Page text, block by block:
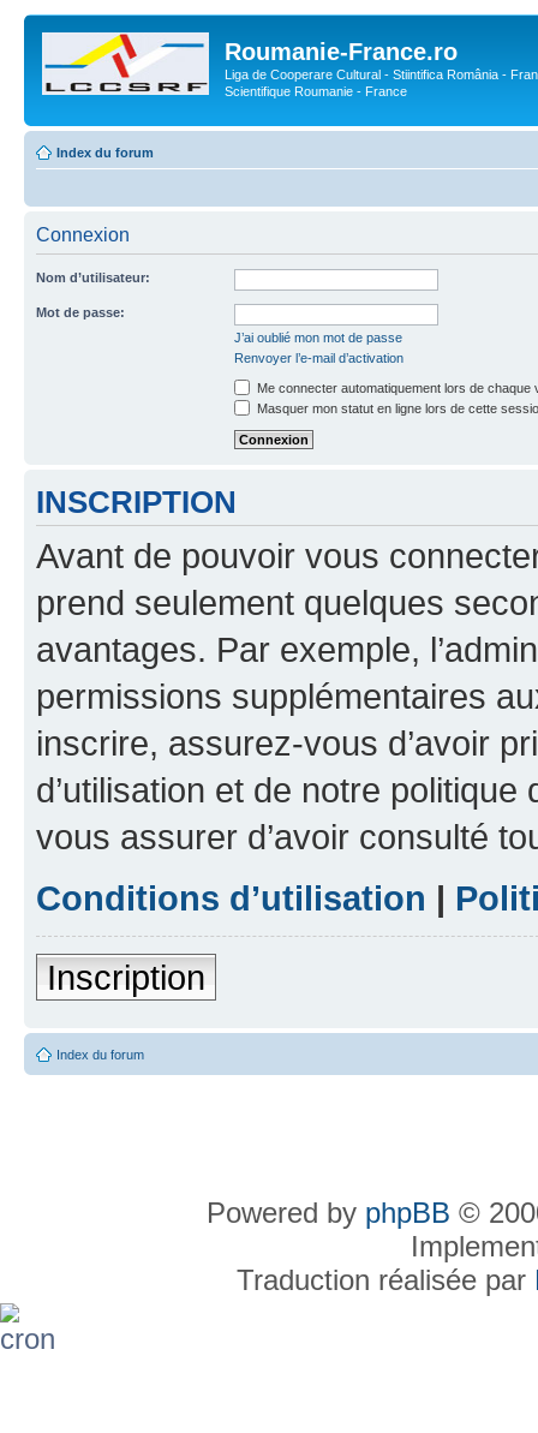
Roumanie-France.ro
Liga de Cooperare Cultural - Stiintifica România -
Scientifique Roumanie - France
Index du forum
Connexion
Nom d’utilisateur:
Mot de passe:
J’ai oublié mon mot de passe
Renvoyer l’e-mail d’activation
Me connecter automatiquement lors de chaque
Masquer mon statut en ligne lors de cette
INSCRIPTION
Avant de pouvoir vous
prend seulement quelques
avantages. Par exemple,
permissions supplémentaires
inscrire, assurez-vous d’avoir
d’utilisation et de notre
vous assurer d’avoir consulté
Conditions d’utilisation |
Inscription
Index du forum
Powered by phpBB ©
Traduction réalisée par